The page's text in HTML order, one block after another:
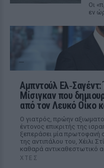
Οι
εν
Αμπντούλ
Μίσιγκαν που
από τον Λευκό Οίκο
Ο γιατρός, πρώην
έντονος επικριτής της
ξεπεράσει μία πρωτοφανή
της αντιπάλου του, Χέιλι
καθαρά αντικαθεστωτικό
ΧΤΕΣ